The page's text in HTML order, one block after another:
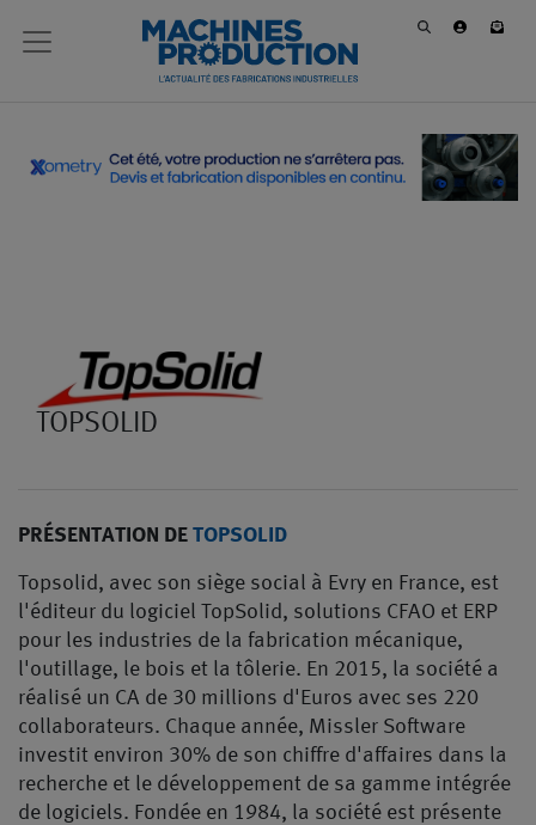
TOPSOLID
PRÉSENTATION DE TOPSOLID
Topsolid, avec son siège social à Evry en France, est
l'éditeur du logiciel TopSolid, solutions CFAO et ERP
pour les industries de la fabrication mécanique,
l'outillage, le bois et la tôlerie. En 2015, la société a
réalisé un CA de 30 millions d'Euros avec ses 220
collaborateurs. Chaque année, Missler Software
investit environ 30% de son chiffre d'affaires dans la
recherche et le développement de sa gamme intégrée
de logiciels. Fondée en 1984, la société est présente